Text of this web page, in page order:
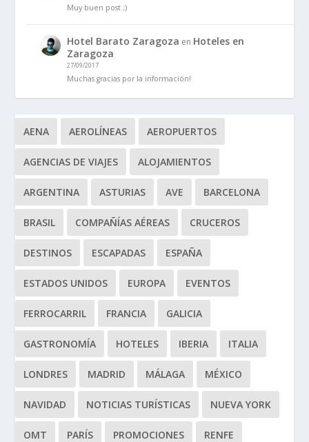
Muy buen post ;)
Hotel Barato Zaragoza en Hoteles en
Zaragoza
27/09/2017
Muchas gracias por la información!
AENA AEROLÍNEAS AEROPUERTOS
AGENCIAS DE VIAJES ALOJAMIENTOS
ARGENTINA ASTURIAS AVE BARCELONA
BRASIL COMPAÑÍAS AÉREAS CRUCEROS
DESTINOS ESCAPADAS ESPAÑA
ESTADOS UNIDOS EUROPA EVENTOS
FERROCARRIL FRANCIA GALICIA
GASTRONOMÍA HOTELES IBERIA ITALIA
LONDRES MADRID MÁLAGA MÉXICO
NAVIDAD NOTICIAS TURÍSTICAS NUEVA YORK
OMT PARÍS PROMOCIONES RENFE